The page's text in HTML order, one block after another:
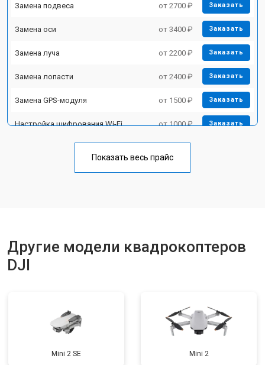
Замена подвеса от 2700 ₽ Заказать
Замена оси от 3400 ₽ Заказать
Замена луча от 2200 ₽ Заказать
Замена лопасти от 2400 ₽ Заказать
Замена GPS-модуля от 1500 ₽ Заказать
Настройка шифрования Wi-Fi от 1000 ₽ Заказать
Замена материнской платы от 2800 ₽
Показать весь прайс
Другие модели квадрокоптеров
DJI
Mini 2 SE Mini 2